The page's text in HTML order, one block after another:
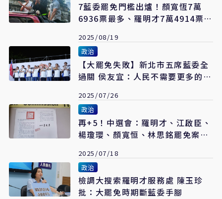
7藍委罷免門檻出爐！顏寬恆7萬
6936票最多、羅明才7萬4914票次
2025/08/19
政治
【大罷免失敗】新北市五席藍委全
過關 侯友宜：人民不需要更多的對
2025/07/26
政治
再+5！中選會：羅明才、江啟臣、
楊瓊瓔、顏寬恒、林思銘罷免案成
2025/07/18
政治
檢調大搜索羅明才服務處 陳玉珍
批：大罷免時期斷藍委手腳